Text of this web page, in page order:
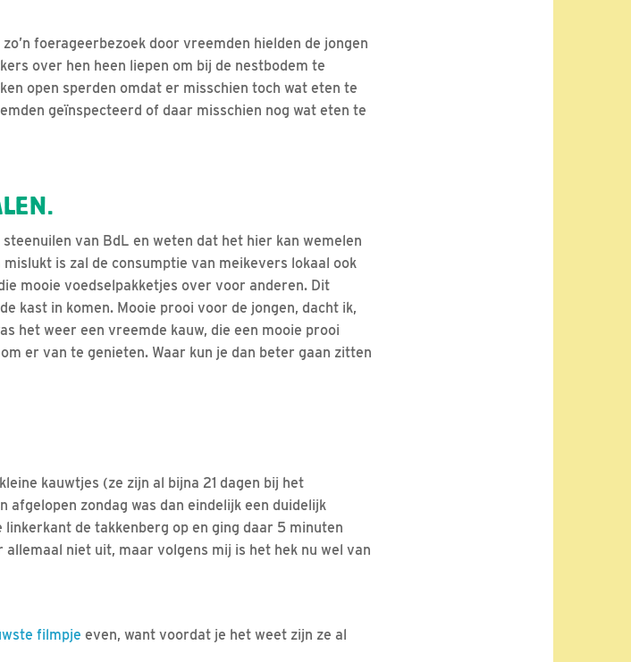
foerageerbezoek door vreemden hielden de jongen
over hen heen liepen om bij de nestbodem te
open sperden omdat er misschien toch wat eten te
geïnspecteerd of daar misschien nog wat eten te
van BdL en weten dat het hier kan wemelen
is zal de consumptie van meikevers lokaal ook
mooie voedselpakketjes over voor anderen. Dit
kast in komen. Mooie prooi voor de jongen, dacht ik,
het weer een vreemde kauw, die een mooie prooi
er van te genieten. Waar kun je dan beter gaan zitten
kauwtjes (ze zijn al bijna 21 dagen bij het
zondag was dan eindelijk een duidelijk
de takkenberg op en ging daar 5 minuten
niet uit, maar volgens mij is het hek nu wel van
filmpje even, want voordat je het weet zijn ze al